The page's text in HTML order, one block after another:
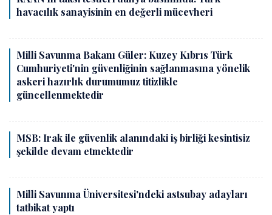
havacılık sanayisinin en değerli mücevheri
Milli Savunma Bakanı Güler: Kuzey Kıbrıs Türk
Cumhuriyeti'nin güvenliğinin sağlanmasına yönelik
askeri hazırlık durumumuz titizlikle
güncellenmektedir
MSB: Irak ile güvenlik alanındaki iş birliği kesintisiz
şekilde devam etmektedir
Milli Savunma Üniversitesi'ndeki astsubay adayları
tatbikat yaptı